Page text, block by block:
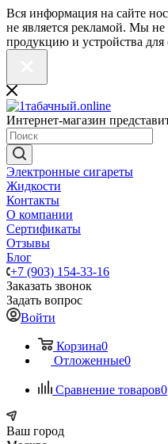
Вся информация на сайте
не является рекламой. Мы
продукцию и устройства
Интернет-магазин
Электронные сигареты
Жидкости
Контакты
О компании
Сертификаты
Отзывы
Блог
+7 (903) 154-33-16
Заказать звонок
Задать вопрос
Войти
Корзина0
Отложенные0
Сравнение товаров0
Ваш город